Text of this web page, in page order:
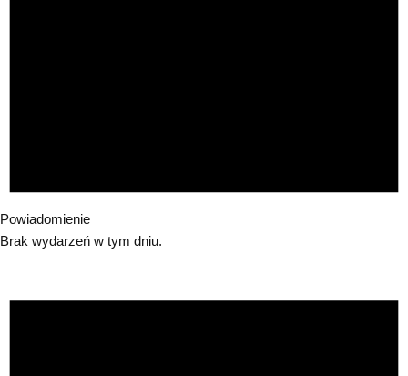
Powiadomienie
Brak wydarzeń w tym dniu.